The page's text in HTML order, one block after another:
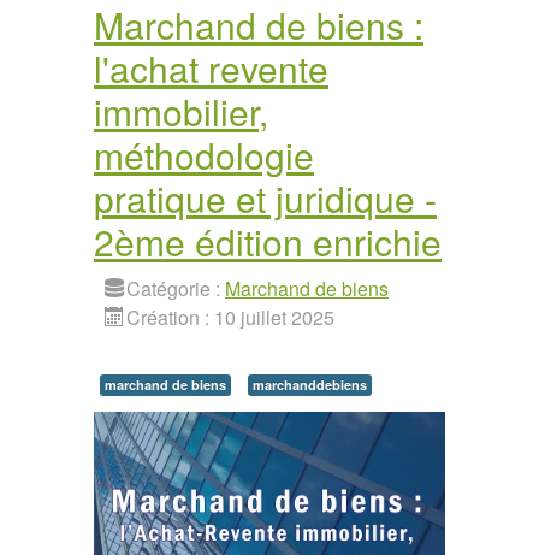
Marchand de biens :
l'achat revente
immobilier,
méthodologie
pratique et juridique -
2ème édition enrichie
Catégorie : Marchand de biens
Création : 10 juillet 2025
marchand de biens marchanddebiens